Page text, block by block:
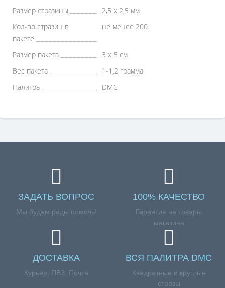
Размер стразины
2,5 х 2,5 мм
Кол-во стразин в
пакете
не менее 200
Размер пакета
3 х 5 см
Вес пакета
1-1,2 грамма
Палитра
DMC
ЗАДАТЬ ВОПРОС
Мы будем рады помочь!
100% КАЧЕСТВО
Гарантия на товары
магазина
ДОСТАВКА
Курьер, ПВЗ, Почта
ВСЯ ПАЛИТРА DMC
Квадратные и круглые
стразы